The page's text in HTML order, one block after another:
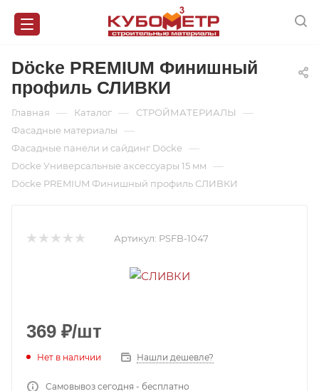
Döcke PREMIUM Финишный
профиль СЛИВКИ
Главная — Каталог — СТРОЙМАТЕРИАЛЫ —
Фасадные материалы —
Фасадные панели и сайдинг Döcke —
Döcke Универсальные аксессуары 15 мм —
Döcke PREMIUM Финишный профиль СЛИВКИ
Артикул: PSFB-1047
369 ₽/шт
Нет в наличии Нашли дешевле?
Самовывоз сегодня - бесплатно